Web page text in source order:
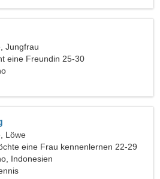
Jungfrau
eine Freundin 25-30
Löwe
eine Frau kennenlernen 22-29
Indonesien